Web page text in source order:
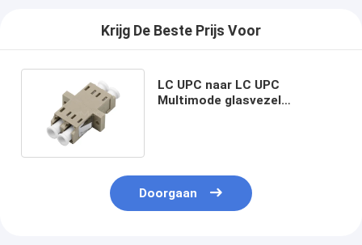
Krijg De Beste Prijs Voor
LC UPC naar LC UPC
Multimode glasvezel
Doorgaan